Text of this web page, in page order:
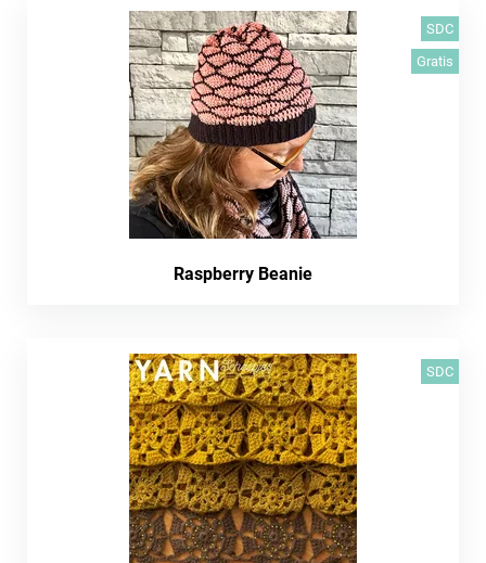
SDC
Gratis
Raspberry Beanie
SDC